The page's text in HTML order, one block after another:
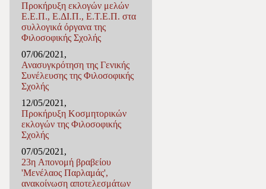
Προκήρυξη εκλογών μελών
Ε.Ε.Π., Ε.ΔΙ.Π., Ε.Τ.Ε.Π. στα
συλλογικά όργανα της
Φιλοσοφικής Σχολής
07/06/2021,
Ανασυγκρότηση της Γενικής
Συνέλευσης της Φιλοσοφικής
Σχολής
12/05/2021,
Προκήρυξη Κοσμητορικών
εκλογών της Φιλοσοφικής
Σχολής
07/05/2021,
23η Απονομή βραβείου
'Μενέλαος Παρλαμάς',
ανακοίνωση αποτελεσμάτων